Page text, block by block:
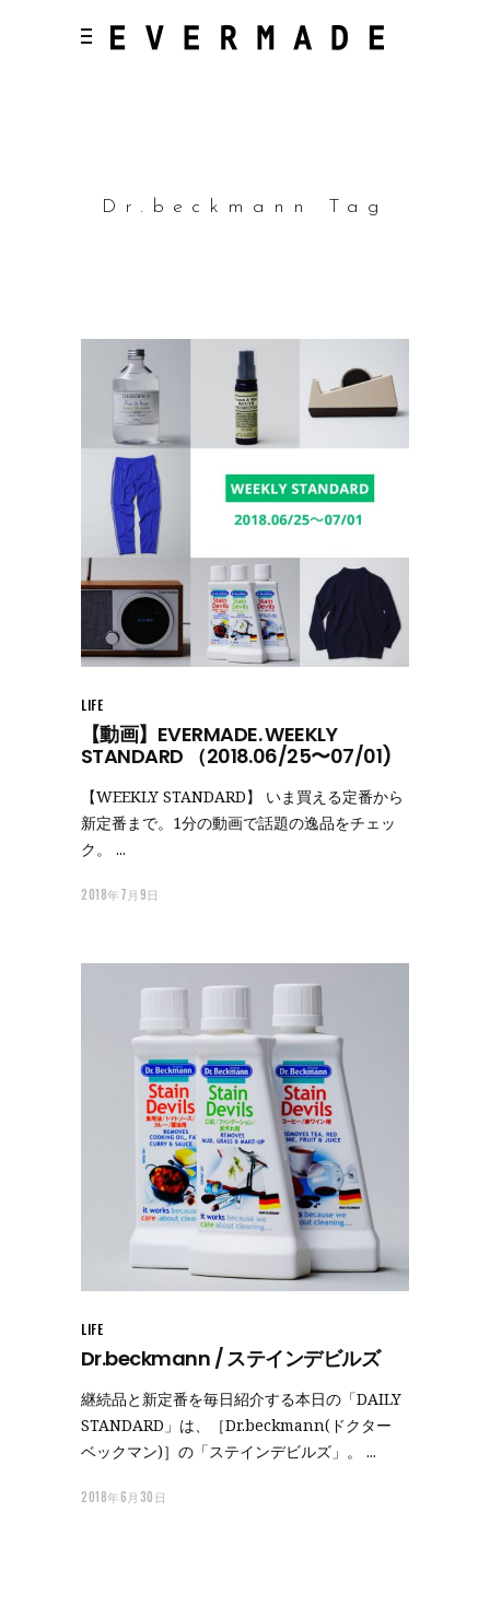
Dr.beckmann Tag
LIFE
【動画】EVERMADE. WEEKLY
STANDARD （2018.06/25〜07/01)
【WEEKLY STANDARD】 いま買える定番から
新定番まで。1分の動画で話題の逸品をチェッ
ク。
2018年7月9日
LIFE
Dr.beckmann / ステインデビルズ
継続品と新定番を毎日紹介する本日の「DAILY
STANDARD」は、［Dr.beckmann(ドクター
ベックマン)］の「ステインデビルズ」。
2018年6月30日